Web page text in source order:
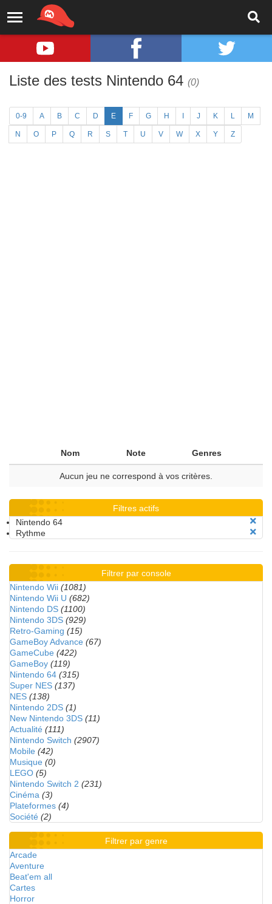
Liste des tests Nintendo 64 (0)
0-9 A B C D E F G H J K L M
N O P Q R S T U V W X Y Z
Nom Note Genres
Aucun jeu ne correspond à vos critères.
Filtres actifs
Nintendo 64
Rythme
Filtrer par console
Nintendo Wii (1081)
Nintendo Wii U (682)
Nintendo DS (1100)
Nintendo 3DS (929)
Retro-Gaming (15)
GameBoy Advance (67)
GameCube (422)
GameBoy (119)
Nintendo 64 (315)
Super NES (137)
NES (138)
Nintendo 2DS (1)
New Nintendo 3DS (11)
Actualité (111)
Nintendo Switch (2907)
Mobile (42)
Musique (0)
LEGO (5)
Nintendo Switch 2 (231)
Cinéma (3)
Plateformes (4)
Société (2)
Filtrer par genre
Arcade
Aventure
Beat'em all
Cartes
Horror